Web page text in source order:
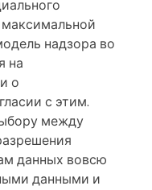
надзора во
на
о
с этим.
между
данных вовсю
данными и